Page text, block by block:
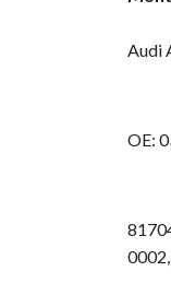
Audi
OE:
0002,